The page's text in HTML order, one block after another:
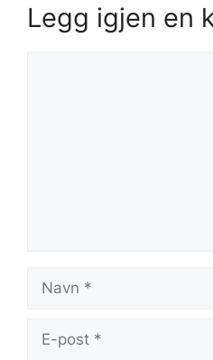
Legg igjen en
post